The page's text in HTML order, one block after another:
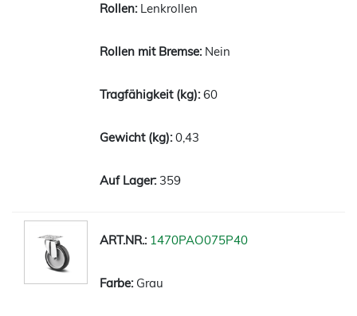
Lenkrollen
Nein
60
0,43
359
1470PAO075P40
Grau